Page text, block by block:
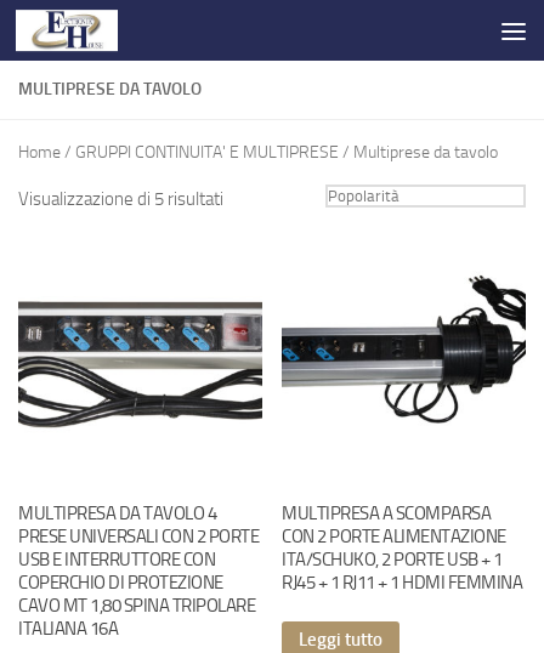
Salta al contenuto
MULTIPRESE DA TAVOLO
Home/ GRUPPI CONTINUITA' E MULTIPRESE / Multiprese da tavolo
Visualizzazione di 5 risultati
MULTIPRESA DA TAVOLO 4
PRESE UNIVERSALI CON 2 PORTE
USB E INTERRUTTORE CON
COPERCHIO DI PROTEZIONE
CAVO MT 1,80 SPINA TRIPOLARE
ITALIANA 16A
MULTIPRESA A SCOMPARSA
CON 2 PORTE ALIMENTAZIONE
ITA/SCHUKO, 2 PORTE USB + 1
RJ45 + 1 RJ11 + 1 HDMI FEMMINA
Leggi tutto